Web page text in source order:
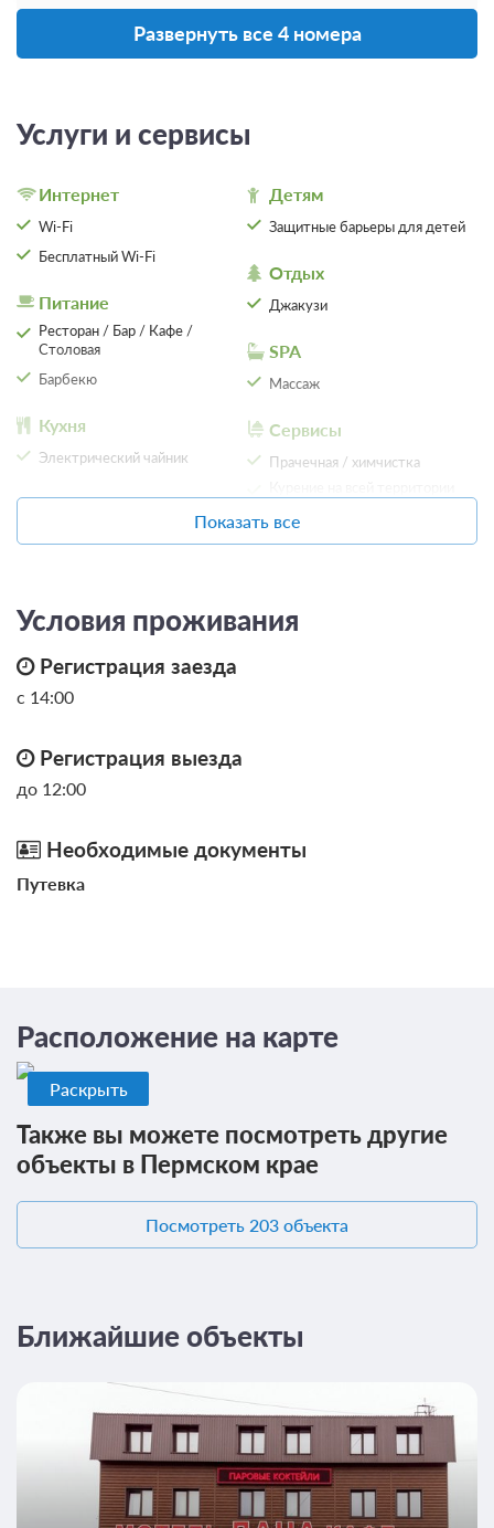
Проживание без питания
от 2 350
6 фото
Люкс (№3 Vip) Подробнее
22м2
Телевизор
Ванная комната в номере
от 3 350
ЗА НОЧЬ ДЛЯ 1 ГОСТЯ
Люкс (№1,2 Vip Relax) Подробнее
22м 2
Ванная комната в номере
Проживание без питания
Развернуть все 4 номера
Услуги и сервисы
Интернет
Wi-Fi
Бесплатный Wi-Fi
Питание
Ресторан / Бар / Кафе /
Столовая
Барбекю
Кухня
Электрический чайник
Парковка
Детям
Защитные барьеры для детей
Отдых
Джакузи
SPA
Массаж
Сервисы
Прачечная / химчистка
Показать все
Условия проживания
Регистрация заезда
с 14:00
Регистрация выезда
до 12:00
Необходимые документы
Путевка
Расположение на карте
Раскрыть
Также вы можете посмотреть другие
объекты в Пермском крае
Посмотреть 203 объекта
Ближайшие объекты